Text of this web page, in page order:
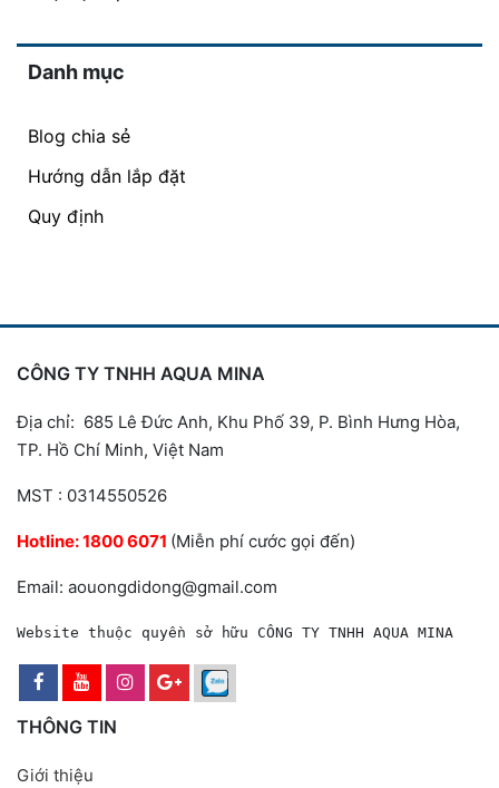
Danh mục
Blog chia sẻ
Hướng dẫn lắp đặt
Quy định
CÔNG TY TNHH AQUA MINA
Địa chỉ: 685 Lê Đức Anh, Khu Phố 39, P. Bình Hưng Hòa,
TP. Hồ Chí Minh, Việt Nam
MST : 0314550526
Hotline:1800 6071 (Miễn phí cước gọi đến)
Email: aouongdidong@gmail.com
Website thuộc quyền sở hữu CÔNG TY TNHH AQUA MINA
THÔNG TIN
Giới thiệu